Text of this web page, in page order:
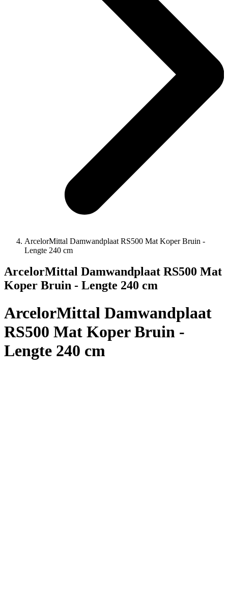
ArcelorMittal Damwandplaat RS500 Mat Koper Bruin -
Lengte 240 cm
ArcelorMittal Damwandplaat RS500 Mat
Koper Bruin - Lengte 240 cm
ArcelorMittal Damwandplaat
RS500 Mat Koper Bruin -
Lengte 240 cm